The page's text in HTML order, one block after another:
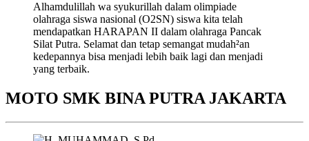
Alhamdulillah wa syukurillah dalam olimpiade
olahraga siswa nasional (O2SN) siswa kita telah
mendapatkan HARAPAN II dalam olahraga Pancak
Silat Putra. Selamat dan tetap semangat mudah²an
kedepannya bisa menjadi lebih baik lagi dan menjadi
yang terbaik.
MOTO SMK BINA PUTRA JAKARTA